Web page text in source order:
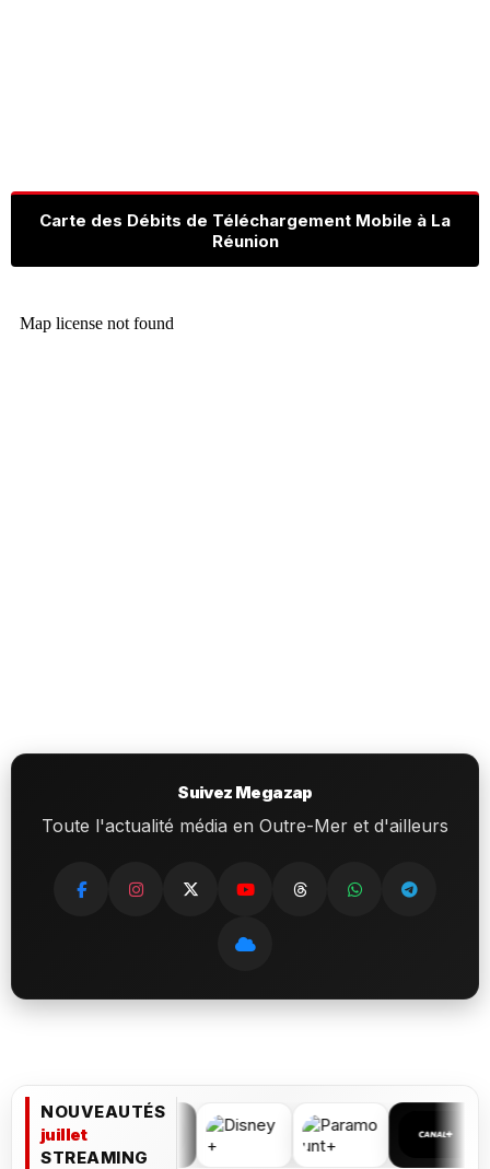
Carte des Débits de Téléchargement Mobile à La
Réunion
Suivez Megazap
Toute l'actualité média en Outre-Mer et d'ailleurs
NOUVEAUTÉS
juillet
STREAMING